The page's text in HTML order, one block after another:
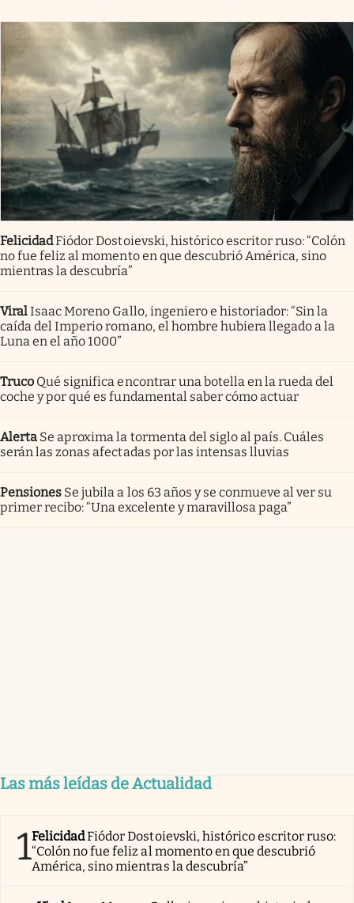
FelicidadFiódor Dostoievski, histórico escritor ruso: “Colón
no fue feliz al momento en que descubrió América, sino
mientras la descubría”
ViralIsaac Moreno Gallo, ingeniero e historiador: “Sin la
caída del Imperio romano, el hombre hubiera llegado a la
Luna en el año 1000”
Truco Qué significa encontrar una botella en la rueda del
coche y por qué es fundamental saber cómo actuar
Alerta Se aproxima la tormenta del siglo al país. Cuáles
serán las zonas afectadas por las intensas lluvias
Pensiones Se jubila a los 63 años y se conmueve al ver su
primer recibo: “Una excelente y maravillosa paga”
Las más leídas de Actualidad
1FelicidadFiódor Dostoievski, histórico escritor ruso:
“Colón no fue feliz al momento en que descubrió
América, sino mientras la descubría”